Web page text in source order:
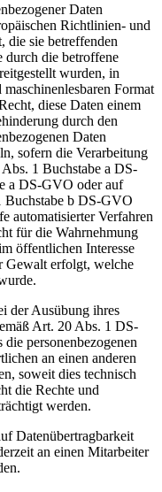
Daten
Richtlinien- und
die sie betreffenden
durch die betroffene
wurden, in
Format
diese Daten einem
durch den
Daten
sofern die Verarbeitung
1 Buchstabe a DS-
a DS-GVO oder auf
Buchstabe b DS-GVO
automatisierter Verfahren
für die Wahrnehmung
öffentlichen Interesse
Gewalt erfolgt, welche
der Ausübung ihres
Art. 20 Abs. 1 DS-
personenbezogenen
an einen anderen
soweit dies technisch
die Rechte und
werden.
Datenübertragbarkeit
an einen Mitarbeiter